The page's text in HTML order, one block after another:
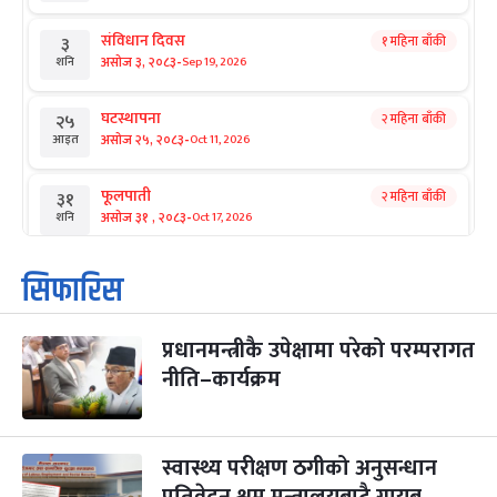
३
शनि
संविधान दिवस
असोज ३, २०८३-Sep 19, 2026
१ महिना बाँकी
२५
आइत
घटस्थापना
असोज २५, २०८३-Oct 11, 2026
२ महिना बाँकी
३१
शनि
फूलपाती
असोज ३१ , २०८३-Oct 17, 2026
२ महिना बाँकी
१
आइत
कार्तिक सङ्क्रान्ति
कार्तिक १, २०८३
३
मंगल
महानवमी
कार्तिक ३, २०८३-Oct 20, 2026
२ महिना बाँकी
४
बुध कार्तिक ४, २०८३ Oct 21, 2026
सिफारिस
प्रधानमन्त्रीकै उपेक्षामा परेको परम्परागत
नीति–कार्यक्रम
स्वास्थ्य परीक्षण ठगीको अनुसन्धान